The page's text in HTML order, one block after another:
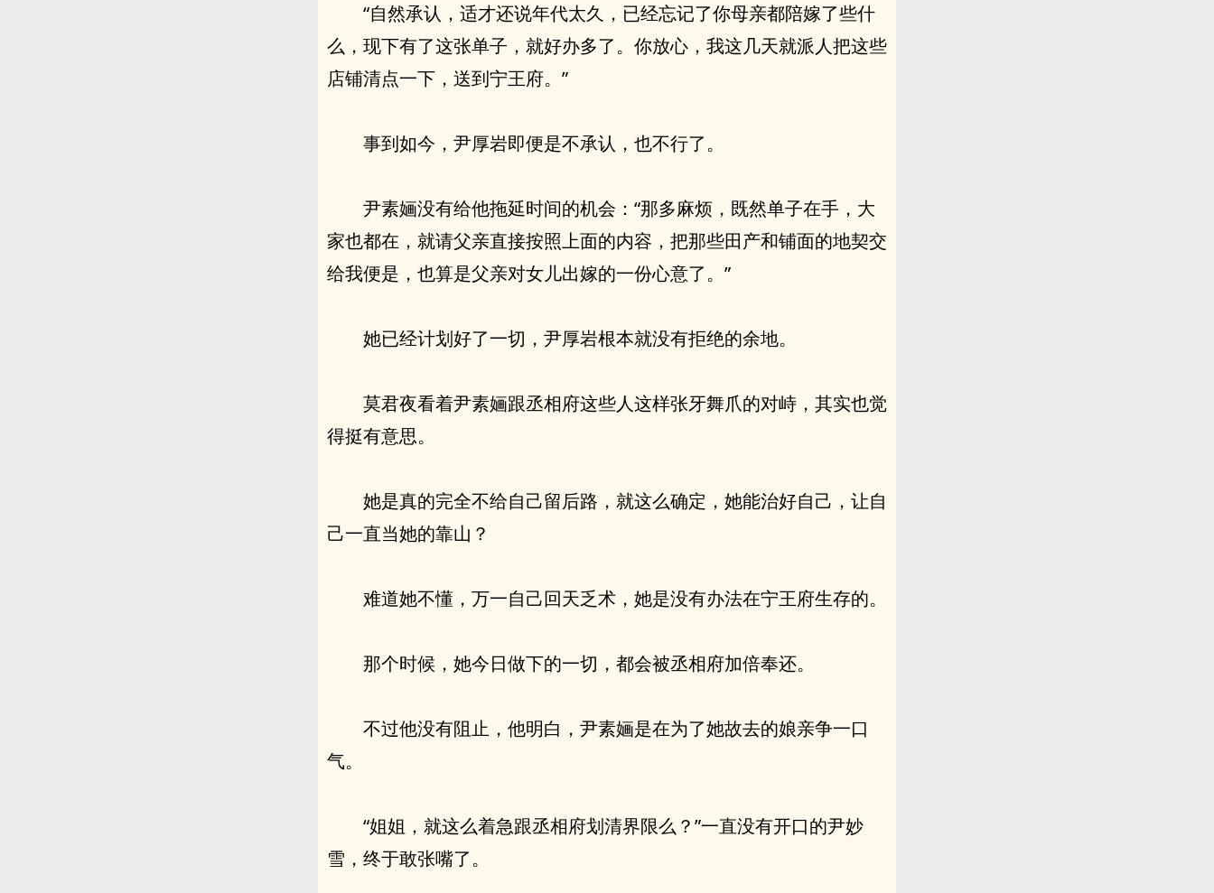
“自然承认，适才还说年代太久，已经忘记了你母亲都陪嫁了些什
么，现下有了这张单子，就好办多了。你放心，我这几天就派人把这些
店铺清点一下，送到宁王府。”
事到如今，尹厚岩即便是不承认，也不行了。
尹素婳没有给他拖延时间的机会：“那多麻烦，既然单子在手，大
家也都在，就请父亲直接按照上面的内容，把那些田产和铺面的地契交
给我便是，也算是父亲对女儿出嫁的一份心意了。”
她已经计划好了一切，尹厚岩根本就没有拒绝的余地。
莫君夜看着尹素婳跟丞相府这些人这样张牙舞爪的对峙，其实也觉
得挺有意思。
她是真的完全不给自己留后路，就这么确定，她能治好自己，让自
己一直当她的靠山？
难道她不懂，万一自己回天乏术，她是没有办法在宁王府生存的。
那个时候，她今日做下的一切，都会被丞相府加倍奉还。
不过他没有阻止，他明白，尹素婳是在为了她故去的娘亲争一口
气。
“姐姐，就这么着急跟丞相府划清界限么？”一直没有开口的尹妙
雪，终于敢张嘴了。